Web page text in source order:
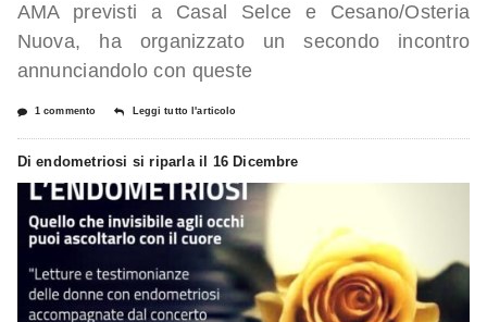
AMA previsti a Casal Selce e Cesano/Osteria
Nuova, ha organizzato un secondo incontro
annunciandolo con queste
1 commento Leggi tutto l'articolo
Di endometriosi si riparla il 16 Dicembre